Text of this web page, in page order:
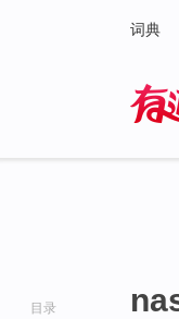
词典
目录